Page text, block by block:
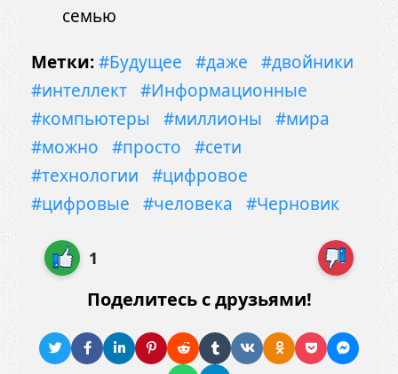
семью
Метки:#Будущее #даже
#двойники
#интеллект #Информационные
#компьютеры
#миллионы
#мира
#можно
#просто
#сети
#технологии
#цифровое
#цифровые
#человека #Черновик
1
Поделитесь с друзьями!